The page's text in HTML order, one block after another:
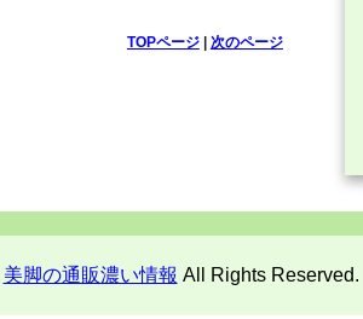
TOPページ| 次のページ
美脚の通販濃い情報 All Rights Reserved.